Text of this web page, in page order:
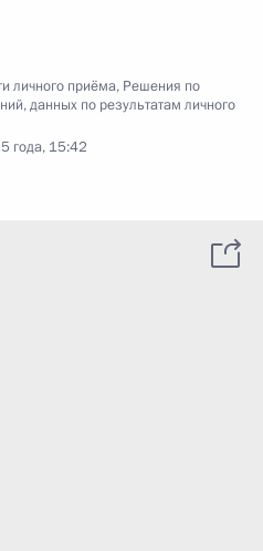
личного приёма, Решения по
данных по результатам личного
года, 15:42